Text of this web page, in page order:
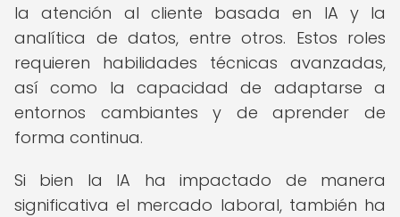
la atención al cliente basada en IA y la
analítica de datos, entre otros. Estos roles
requieren habilidades técnicas avanzadas,
así como la capacidad de adaptarse a
entornos cambiantes y de aprender de
forma continua.
Si bien la IA ha impactado de manera
significativa el mercado laboral, también ha